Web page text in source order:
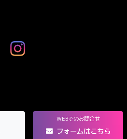
WEBでのお問合せ
フォームはこちら